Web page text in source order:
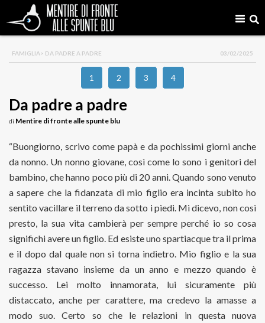
FAMIGLIA> DA PADRE A PADRE 03/02/2025
1 2 3 4
Da padre a padre
di Mentire di fronte alle spunte blu
“Buongiorno, scrivo come papà e da pochissimi giorni anche
da nonno. Un nonno giovane, così come lo sono i genitori del
bambino, che hanno poco più di 20 anni. Quando sono venuto
a sapere che la fidanzata di mio figlio era incinta subito ho
sentito vacillare il terreno da sotto i piedi. Mi dicevo, non così
presto, la sua vita cambierà per sempre perché io so cosa
significhi avere un figlio. Ed esiste uno spartiacque tra il prima
e il dopo dal quale non si torna indietro. Mio figlio e la sua
ragazza stavano insieme da un anno e mezzo quando è
successo. Lei molto innamorata, lui sicuramente più
distaccato, anche per carattere, ma credevo la amasse a
modo suo. Certo so che le relazioni in questa nuova